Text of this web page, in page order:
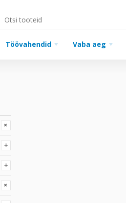
Töövahendid Vaba aeg